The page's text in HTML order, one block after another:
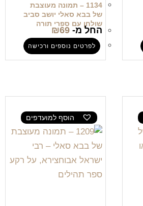
1134 – תמונה מעוצבת
של בבא סאלי יושב סביב
שולחן עם ספרי תורה
החל מ- ₪69
לפרטים נוספים ורכישה
הוסף למועדפים